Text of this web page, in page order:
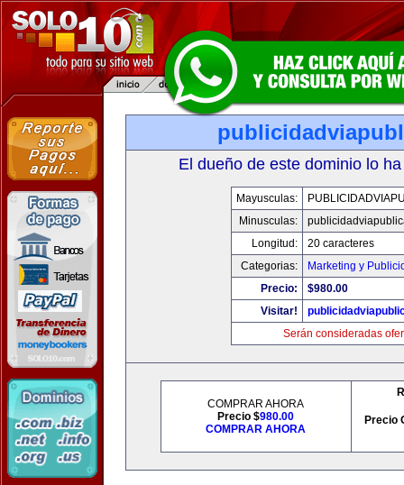
El dueño de este dominio lo
Mayusculas:
Minusculas:
Longitud:
20 caracteres
Categorias:
Marketing y
Precio:
$980.00
Visitar!
Serán consideradas
COMPRAR AHORA
Precio $980.00
COMPRAR AHORA
Precio